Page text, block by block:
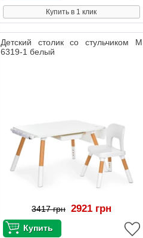
Купить в 1 клик
Детский столик со стульчиком M
6319-1 белый
3417 грн 2921 грн